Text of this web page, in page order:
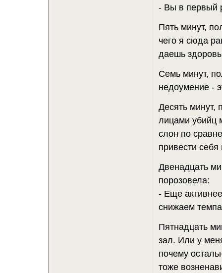
- Вы в первый
Пять минут,
чего я сюда
даешь
Семь минут,
недоумение -
Десять минут,
лицами убийц
слон по
привести себя
Двенадцать
порозовела:
- Еще
снижаем
Пятнадцать
зал. Или у
почему
тоже